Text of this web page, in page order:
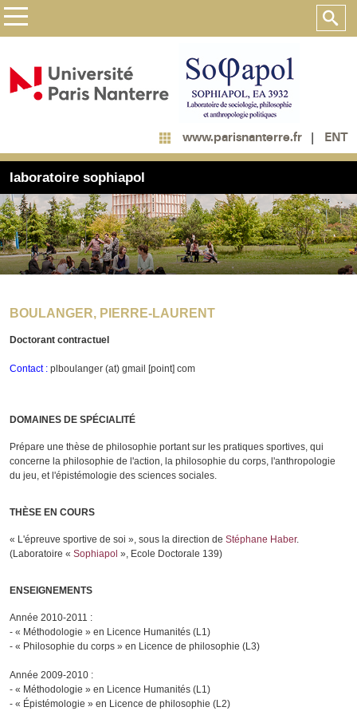
www.parisnanterre.fr ENT
laboratoire sophiapol
BOULANGER, PIERRE-LAURENT
Doctorant contractuel
Contact : plboulanger (at) gmail [point] com
DOMAINES DE SPÉCIALITÉ
Prépare une thèse de philosophie portant sur les pratiques sportives, qui
concerne la philosophie de l'action, la philosophie du corps, l'anthropologie
du jeu, et l'épistémologie des sciences sociales.
THÈSE EN COURS
« L'épreuve sportive de soi », sous la direction de Stéphane Haber.
(Laboratoire « Sophiapol », Ecole Doctorale 139)
ENSEIGNEMENTS
Année 2010-2011 :
- « Méthodologie » en Licence Humanités (L1)
- « Philosophie du corps » en Licence de philosophie (L3)
Année 2009-2010 :
- « Méthodologie » en Licence Humanités (L1)
- « Épistémologie » en Licence de philosophie (L2)